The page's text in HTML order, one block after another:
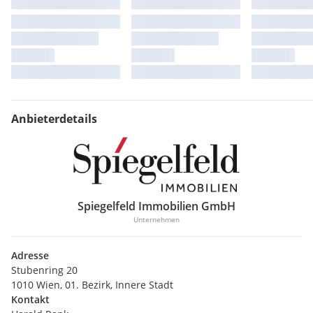
Flexible Raumkonfiguration
Hohlraumboden (Büro) / Doppelboden (Gang)
Heizung & Kühlung mit abgehängten Deckensegeln
Akustikdecken
Öffenbare Fenster
Holz: Fichte, FSC zertifiziert
Verfügbare Flächen:
EG Büro: ~ 908,00m² (teilbar in 521m²/388m²) + 37,50m²
EG Gewerbe: 96,00m²
440m²/556m²/365m²/412m²/421m²) + 59,00m²
Terrasse/Balkon
2. OG: ~ 2.950,00m² (teilbar
551m²/515m²/465m²/493m²/525m²/401m²)
Anbieterdetails
Spiegelfeld Immobilien GmbH
Unternehmen
Adresse
Stubenring 20
1010 Wien, 01. Bezirk, Innere Stadt
Kontakt